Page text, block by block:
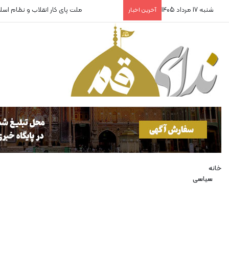
شنبه 17 مرداد 1405 آخرین اخبار ملت پای کار انقلاب و نظام
خانه
سیاسی